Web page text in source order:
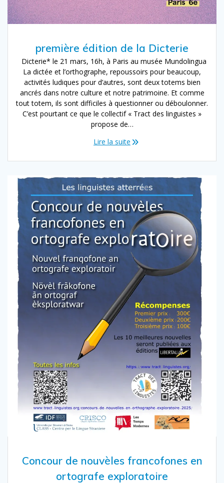
première édition de la Dicterie
Dicterie* le 21 mars, 16h, à Paris au musée Mundolingua
La dictée et l’orthographe, repoussoirs pour beaucoup,
activités ludiques pour d’autres, sont deux totems bien
ancrés dans notre culture et notre patrimoine. Et comme
tout totem, ils sont difficiles à questionner ou déboulonner.
C’est pourtant ce que le collectif « Tract des linguistes »
propose de…
Lire la suite
Concour de nouvèles francofones en
ortografe exploratoire